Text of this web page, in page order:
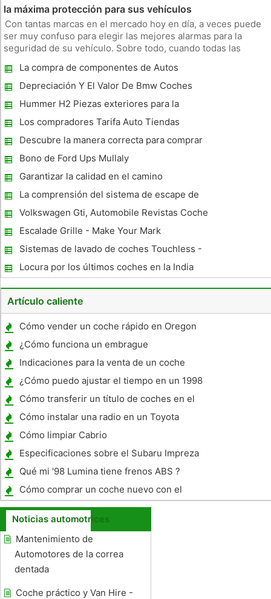
la máxima protección para sus vehículos
Con tantas marcas en el mercado hoy en día, a veces puede
ser muy confuso para elegir las mejores alarmas para la
seguridad de su vehículo. Sobre todo, cuando todas las
productos, es importante hacer un análisis a fondo antes de
comprar uno por sí mi
La compra de componentes de Autos
Usados ​​un problema? Optar por
Depreciación Y El Valor De Bmw Coches
Usados ​​
Hummer H2 Piezas exteriores para la
mejora de la apariencia de su vehículo
Los compradores Tarifa Auto Tiendas
Descubre la manera correcta para comprar
coches usados ​​en línea
Bono de Ford Ups Mullaly
Garantizar la calidad en el camino
La comprensión del sistema de escape de
su coche
Volkswagen Gti, Automobile Revistas Coche
del Año
Escalade Grille - Make Your Mark
Sistemas de lavado de coches Touchless -
¿Merece la pena El Trate
Locura por los últimos coches en la India
Artículo caliente
Cómo vender un coche rápido en Oregon
¿Cómo funciona un embrague
Indicaciones para la venta de un coche
privado
¿Cómo puedo ajustar el tiempo en un 1998
BMW 318I ?
Cómo transferir un título de coches en el
Ministerio de Transporte de Colombia
Británica
Cómo instalar una radio en un Toyota
Corolla 2001
Cómo limpiar Cabrio
Especificaciones sobre el Subaru Impreza
2008
Qué mi '98 Lumina tiene frenos ABS ?
Cómo comprar un coche nuevo con el
estímulo
Noticias automotrices
Mantenimiento de
Automotores de la correa
dentada
Coche práctico y Van Hire -